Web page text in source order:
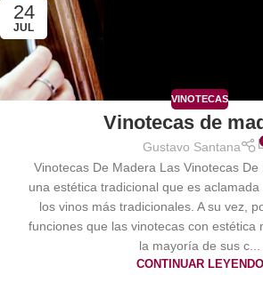
24
JUL
VINOTECAS
Vinotecas de
Gustavo Santana
Vinotecas De Madera Las Vinotecas
una estética tradicional que es
los vinos más tradicionales. A su vez,
funciones que las vinotecas con estética
la mayoría de sus c...
CONTINUAR LEYENDO